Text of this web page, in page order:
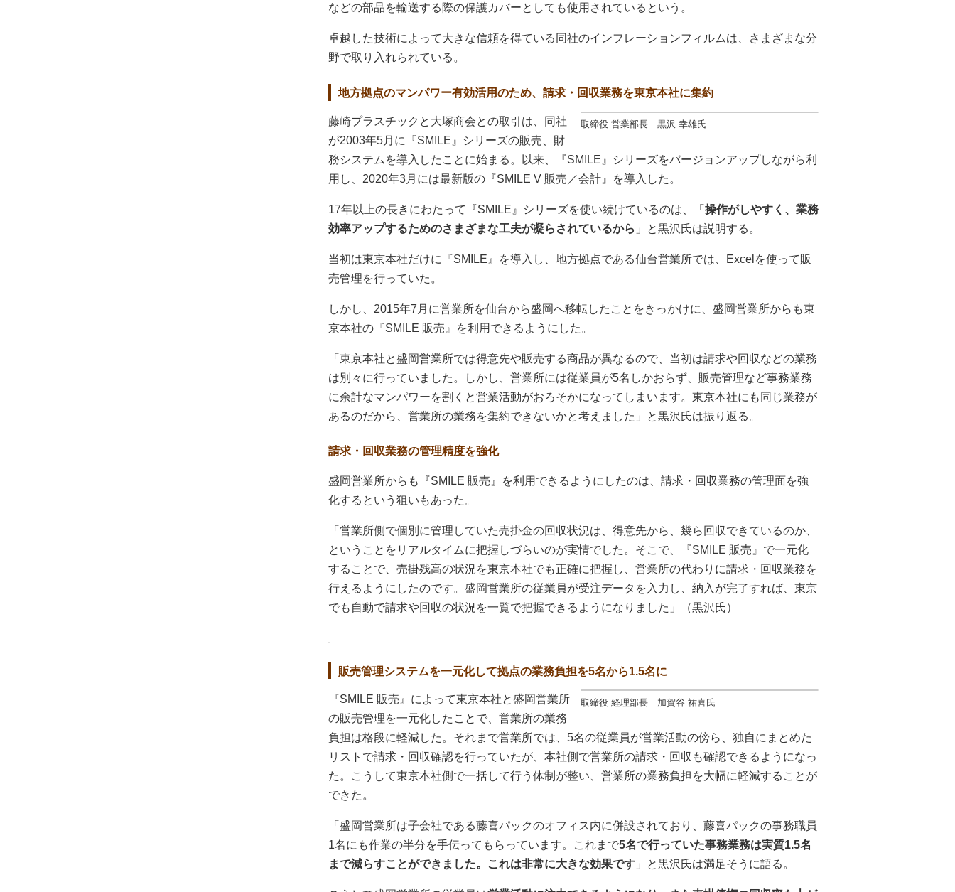
などの部品を輸送する際の保護カバーとしても使用されているという。
卓越した技術によって大きな信頼を得ている同社のインフレーションフィルムは、さまざまな分
野で取り入れられている。
地方拠点のマンパワー有効活用のため、請求・回収業務を東京本社に集約
取締役 営業部長 黒沢 幸雄氏
藤崎プラスチックと大塚商会との取引は、同社
が2003年5月に『SMILE』シリーズの販売、財
務システムを導入したことに始まる。以来、『SMILE』シリーズをバージョンアップしながら利
用し、2020年3月には最新版の『SMILE V 販売／会計』を導入した。
17年以上の長きにわたって『SMILE』シリーズを使い続けているのは、「 操作がしやすく、業務
効率アップするためのさまざまな工夫が凝らされているから 」と黒沢氏は説明する。
当初は東京本社だけに『SMILE』を導入し、地方拠点である仙台営業所では、Excelを使って販
売管理を行っていた。
しかし、2015年7月に営業所を仙台から盛岡へ移転したことをきっかけに、盛岡営業所からも東
京本社の『SMILE 販売』を利用できるようにした。
「東京本社と盛岡営業所では得意先や販売する商品が異なるので、当初は請求や回収などの業務
は別々に行っていました。しかし、営業所には従業員が5名しかおらず、販売管理など事務業務
に余計なマンパワーを割くと営業活動がおろそかになってしまいます。東京本社にも同じ業務が
あるのだから、営業所の業務を集約できないかと考えました」と黒沢氏は振り返る。
請求・回収業務の管理精度を強化
盛岡営業所からも『SMILE 販売』を利用できるようにしたのは、請求・回収業務の管理面を強
化するという狙いもあった。
「営業所側で個別に管理していた売掛金の回収状況は、得意先から、幾ら回収できているのか、
ということをリアルタイムに把握しづらいのが実情でした。そこで、『SMILE 販売』で一元化
することで、売掛残高の状況を東京本社でも正確に把握し、営業所の代わりに請求・回収業務を
行えるようにしたのです。盛岡営業所の従業員が受注データを入力し、納入が完了すれば、東京
でも自動で請求や回収の状況を一覧で把握できるようになりました」（黒沢氏）
販売管理システムを一元化して拠点の業務負担を5名から1.5名に
取締役 経理部長 加賀谷 祐喜氏
『SMILE 販売』によって東京本社と盛岡営業所
の販売管理を一元化したことで、営業所の業務
負担は格段に軽減した。それまで営業所では、5名の従業員が営業活動の傍ら、独自にまとめた
リストで請求・回収確認を行っていたが、本社側で営業所の請求・回収も確認できるようになっ
た。こうして東京本社側で一括して行う体制が整い、営業所の業務負担を大幅に軽減することが
できた。
「盛岡営業所は子会社である藤喜パックのオフィス内に併設されており、藤喜パックの事務職員
1名にも作業の半分を手伝ってもらっています。これまで5名で行っていた事務業務は実質1.5名
まで減らすことができました。これは非常に大きな効果です 」と黒沢氏は満足そうに語る。